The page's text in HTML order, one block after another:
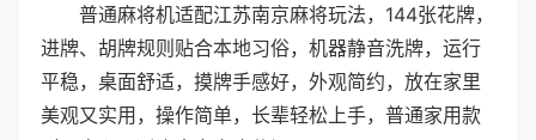
普通麻将机适配江苏南京麻将玩法，144张花牌，
进牌、胡牌规则贴合本地习俗，机器静音洗牌，运行
平稳，桌面舒适，摸牌手感好，外观简约，放在家里
美观又实用，操作简单，长辈轻松上手，普通家用款